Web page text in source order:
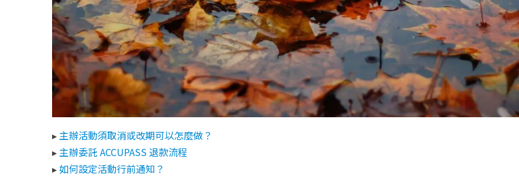
▸主辦活動須取消或改期可以怎麼做？
▸主辦委託 ACCUPASS 退款流程
▸如何設定活動行前通知？